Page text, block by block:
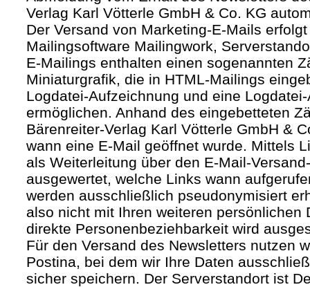
Verlag Karl Vötterle GmbH & Co. KG
Der Versand von Marketing-E-Mails
Mailingsoftware Mailingwork,
E-Mailings enthalten einen sogenannten
Miniaturgrafik, die in HTML-Mailings
Logdatei-Aufzeichnung und eine
ermöglichen. Anhand des eingebetteten
Bärenreiter-Verlag Karl Vötterle GmbH &
wann eine E-Mail geöffnet wurde. Mittels
als Weiterleitung über den E-Mail-
ausgewertet, welche Links wann
werden ausschließlich pseudonymisiert
also nicht mit Ihren weiteren persönlichen
direkte Personenbeziehbarkeit wird
Für den Versand des Newsletters nutzen
Postina, bei dem wir Ihre Daten
sicher speichern. Der Serverstandort ist